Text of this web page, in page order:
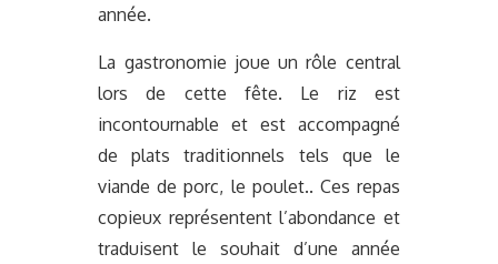
année.
La gastronomie joue un rôle central
lors de cette fête. Le riz est
incontournable et est accompagné
de plats traditionnels tels que le
viande de porc, le poulet.. Ces repas
copieux représentent l’abondance et
traduisent le souhait d’une année